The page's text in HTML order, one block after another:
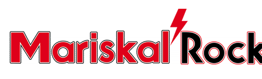
contenido